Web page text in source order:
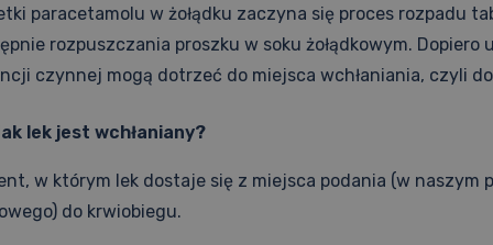
paracetamolu w żołądku zaczyna się proces rozpadu
rozpuszczania proszku w soku żołądkowym. Dopiero
czynnej mogą dotrzeć do miejsca wchłaniania, czyli
lek jest wchłaniany?
w którym lek dostaje się z miejsca podania (w naszym
do krwiobiegu.